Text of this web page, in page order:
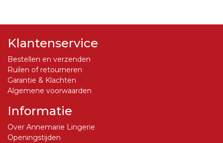
Klantenservice
Bestellen en verzenden
Ruilen of retourneren
Garantie & Klachten
Algemene voorwaarden
Informatie
Over Annemarie Lingerie
Openingstijden